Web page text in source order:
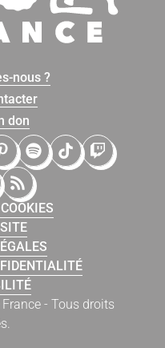
nous ?
don
sur Facebook
sur Instagram
France sur LinkedIn
Malcolm France sur
Malcolm France sur
MalcolmMalcolm
France sur X (Twitter)
France sur
Malcolm France sur
- Tous droits